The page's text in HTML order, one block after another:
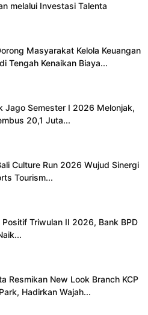
melalui Investasi Talenta
Masyarakat Kelola Keuangan
Tengah Kenaikan Biaya...
Jago Semester I 2026 Melonjak,
20,1 Juta...
Culture Run 2026 Wujud Sinergi
Tourism...
Positif Triwulan II 2026, Bank BPD
Resmikan New Look Branch KCP
Hadirkan Wajah...